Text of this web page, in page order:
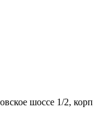
шоссе 1/2,